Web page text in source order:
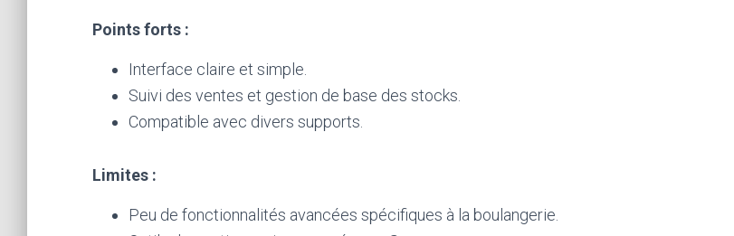
Points forts :
Interface claire et simple.
Suivi des ventes et gestion de base des stocks.
Compatible avec divers supports.
Limites :
Peu de fonctionnalités avancées spécifiques à la boulangerie.